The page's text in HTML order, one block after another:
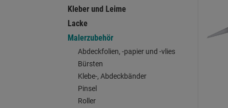
Kleber und Leime
Lacke
Malerzubehör
Abdeckfolien, -papier und -vlies
Bürsten
Klebe-, Abdeckbänder
Pinsel
Roller